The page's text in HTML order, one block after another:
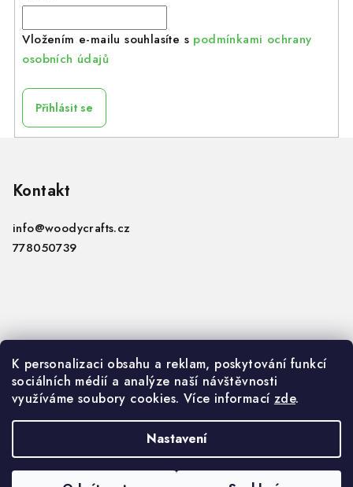
K personalizaci obsahu a reklam, poskytování funkcí
sociálních médií a analýze naší návštěvnosti
využíváme soubory cookies. Více informací zde.
Nastavení
Vložením e-mailu souhlasíte s podmínkami ochrany
osobních údajů
Přihlásit se
Kontakt
info@woodycrafts.cz
778050739
VOP
GDPR
Copyright 2026Woody Crafts B2B. Všechna práva
vyhrazena.Upravit nastavení cookies